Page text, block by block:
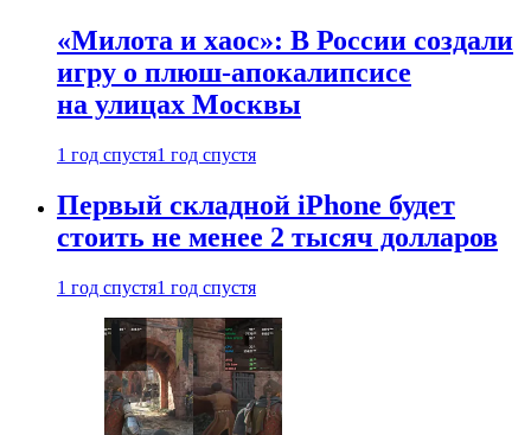
«Милота и хаос»: В России создали
игру о плюш-апокалипсисе
на улицах Москвы
1 год спустя1 год спустя
Первый складной iPhone будет
стоить не менее 2 тысяч долларов
1 год спустя1 год спустя